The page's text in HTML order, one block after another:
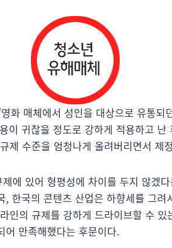
화 매체에서 성인을 대상으로 유통되
이 귀찮을 정도로 강하게 적용하고
제 수준을 엄청나게 올려버리면서 제
에 있어 형평성에 차이를 두지 않겠
한국의 콘텐츠 산업은 하향세를 그
인의 규제를 강하게 드라이브할 수
어 만족해했다는 후문이다.